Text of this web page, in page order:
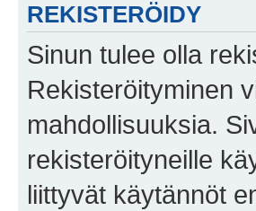
REKISTERÖIDY
Sinun tulee olla
Rekisteröityminen
mahdollisuuksia.
rekisteröityneille
liittyvät käytännöt